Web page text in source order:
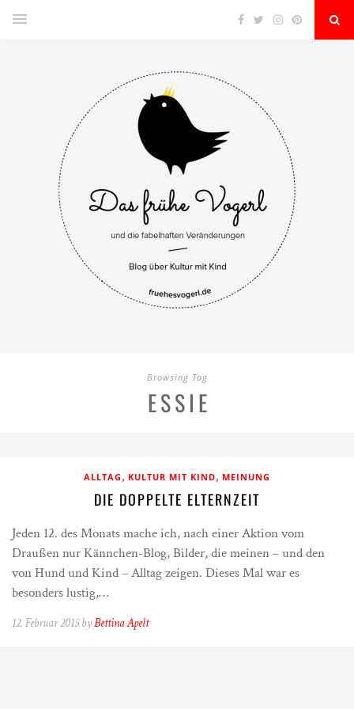
Browsing Tag
ESSIE
ALLTAG , KULTUR MIT KIND, MEINUNG
DIE DOPPELTE ELTERNZEIT
Jeden 12. des Monats mache ich, nach einer Aktion vom
Draußen nur Kännchen-Blog, Bilder, die meinen – und den
von Hund und Kind – Alltag zeigen. Dieses Mal war es
besonders lustig,…
12. Februar 2015 byBettina Apelt